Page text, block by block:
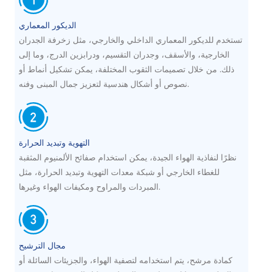
الديكور المعماري
تستخدم للديكور المعماري الداخلي والخارجي، مثل زخرفة الجدران
الخارجية، والأسقف، وجدران التقسيم، ودرابزين الدرج، وما إلى
ذلك. من خلال تصميمات الثقوب المختلفة، يمكن تشكيل أنماط أو
نصوص أو أشكال هندسية لتعزيز جمال المبنى وفنه.
التهوية وتبديد الحرارة
نظرًا لنفاذية الهواء الجيدة، يمكن استخدام صفائح الألمنيوم المثقبة
للغطاء الخارجي أو شبكة معدات التهوية وتبديد الحرارة، مثل
المبردات والمراوح ومكيفات الهواء وغيرها.
مجال الترشيح
كمادة مرشح، يتم استخدامه لتصفية الهواء، والجزيئات السائلة أو